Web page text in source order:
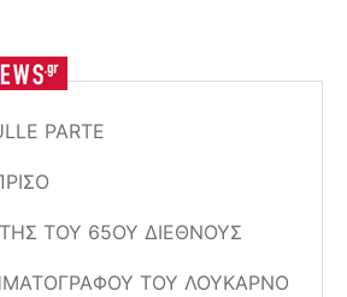
PARTE
ΤΟΥ 65ΟΥ ΔΙΕΘΝΟΎΣ
ΤΟΥ ΛΟΥΚΆΡΝΟ